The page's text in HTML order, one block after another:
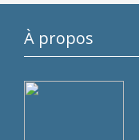
À propos